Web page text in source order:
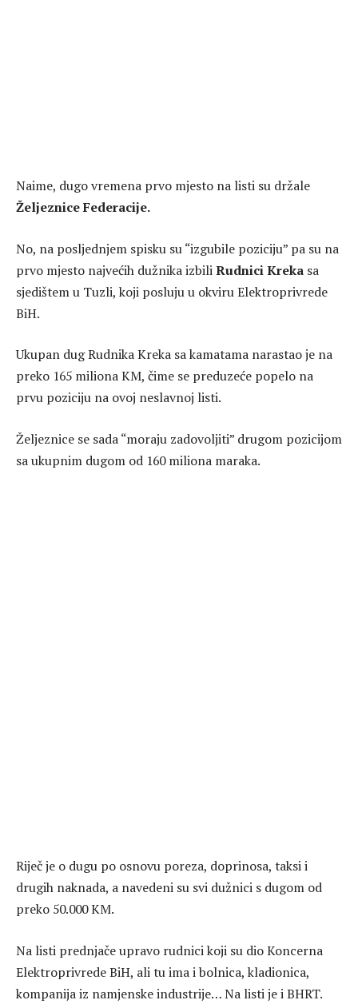
Naime, dugo vremena prvo mjesto na listi su držale
Željeznice Federacije.
No, na posljednjem spisku su “izgubile poziciju” pa su na
prvo mjesto najvećih dužnika izbiliRudnici Kreka sa
sjedištem u Tuzli, koji posluju u okviru Elektroprivrede
BiH.
Ukupan dug Rudnika Kreka sa kamatama narastao je na
preko 165 miliona KM, čime se preduzeće popelo na
prvu poziciju na ovoj neslavnoj listi.
Željeznice se sada “moraju zadovoljiti” drugom pozicijom
sa ukupnim dugom od 160 miliona maraka.
Riječ je o dugu po osnovu poreza, doprinosa, taksi i
drugih naknada, a navedeni su svi dužnici s dugom od
preko 50.000 KM.
Na listi prednjače upravo rudnici koji su dio Koncerna
Elektroprivrede BiH, ali tu ima i bolnica, kladionica,
kompanija iz namjenske industrije… Na listi je i BHRT.